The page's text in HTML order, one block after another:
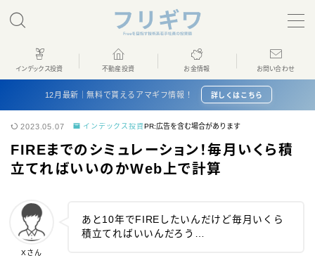
MENU
ホーム
不動産投資
お金情報
プロフィール
インデックス投資 不動産投資 お金情報 お問い合わせ
12月最新｜無料で貰えるアマギフ情報！ 詳しくはこちら
2023.05.07 インデックス投資PR:広告を含む場合があります
FIREまでのシミュレーション！毎月いくら積
立てればいいのかWeb上で計算
Xさん
あと10年でFIREしたいんだけど毎月いくら
積立てればいいんだろう…